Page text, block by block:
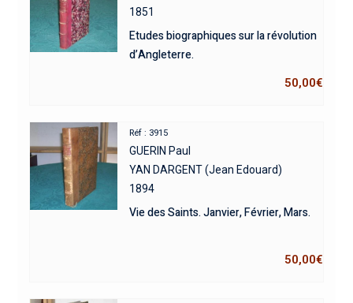
1851
Etudes biographiques sur la révolution
d’Angleterre.
50,00€
Réf : 3915
GUERIN Paul
YAN DARGENT (Jean Edouard)
1894
Vie des Saints. Janvier, Février, Mars.
50,00€